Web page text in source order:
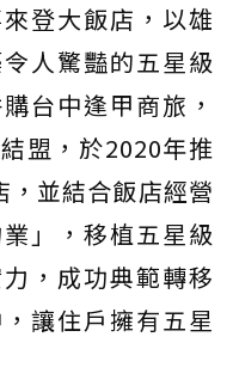
登大飯店，以雄
人驚豔的五星級
台中逢甲商旅，
盟，於2020年推
，並結合飯店經營
」，移植五星級
，成功典範轉移
讓住戶擁有五星